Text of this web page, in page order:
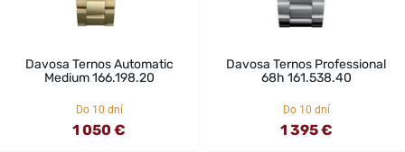
Davosa Ternos Automatic
Medium 166.198.20
Do 10 dní
1 050 €
Davosa Ternos Professional
68h 161.538.40
Do 10 dní
1 395 €